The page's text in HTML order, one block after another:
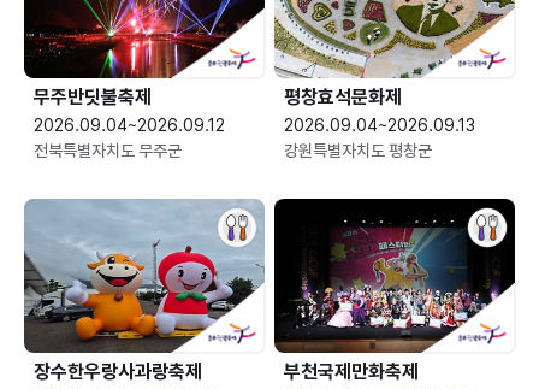
무주반딧불축제
2026.09.04~2026.09.12
전북특별자치도 무주군
평창효석문화제
2026.09.04~2026.09.13
강원특별자치도 평창군
장수한우랑사과랑축제 부천국제만화축제